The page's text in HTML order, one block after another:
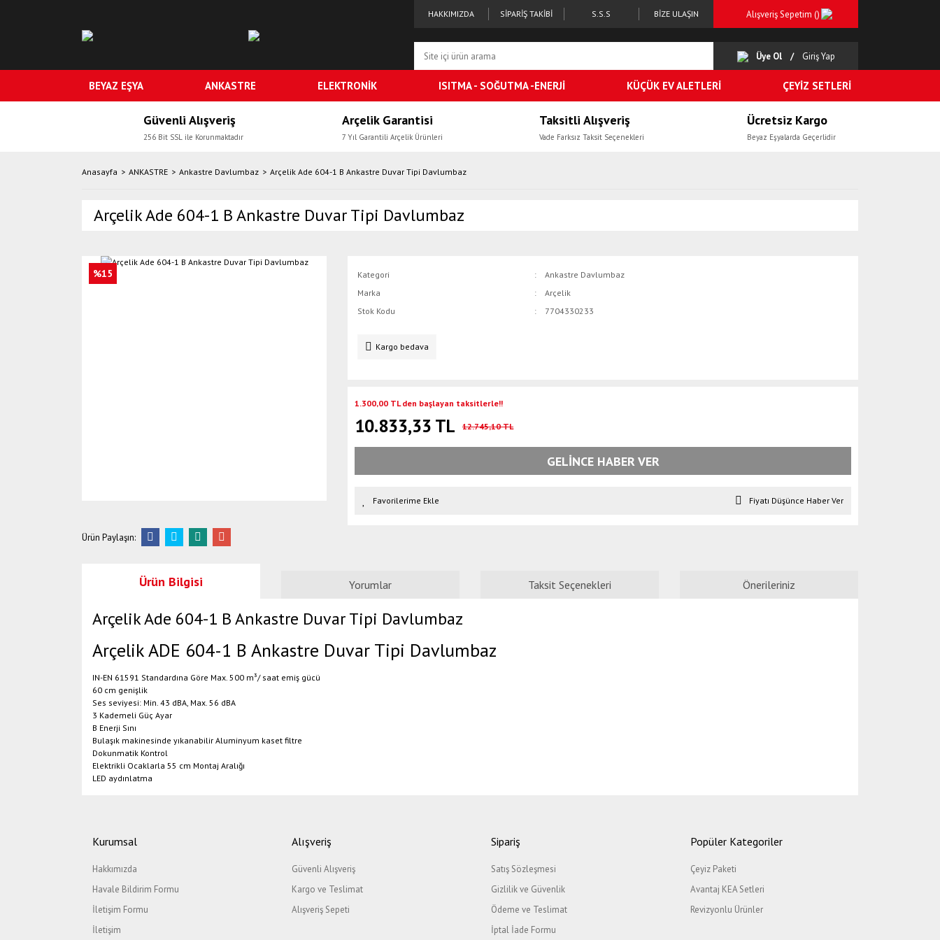
HAKKIMIZDA SİPARİŞ TAKİBİ S.S.S BİZE ULAŞIN Alışveriş Sepetim ()
Üye Ol Giriş Yap
BEYAZ EŞYA ANKASTRE ELEKTRONİK ISITMA - SOĞUTMA -ENERJİ KÜÇÜK EV ALETLERİ ÇEYİZ SETLERİ
Güvenli Alışveriş
256 Bit SSL ile Korunmaktadır
Arçelik Garantisi
7 Yıl Garantili Arçelik Ürünleri
Taksitli Alışveriş
Vade Farksız Taksit Seçenekleri
Ücretsiz Kargo
Beyaz Eşyalarda Geçerlidir
Anasayfa ANKASTRE Ankastre Davlumbaz Arçelik Ade 604-1 B Ankastre Duvar Tipi Davlumbaz
Arçelik Ade 604-1 B Ankastre Duvar Tipi Davlumbaz
%15
Ürün Paylaşın:
Kategori
Ankastre Davlumbaz
Marka
Arçelik
Stok Kodu
7704330233
Kargo bedava
1.300,00 TL den başlayan taksitlerle!!
10.833,33 TL 12.745,10 TL
GELİNCE HABER VER
Fiyatı Düşünce Haber Ver
Ürün Bilgisi Yorumlar Taksit Seçenekleri Önerileriniz
Arçelik Ade 604-1 B Ankastre Duvar Tipi Davlumbaz
Arçelik ADE 604-1 B Ankastre Duvar Tipi Davlumbaz
IN-EN 61591 Standardına Göre Max. 500 m³/ saat emiş gücü
60 cm genişlik
Ses seviyesi: Min. 43 dBA, Max. 56 dBA
3 Kademeli Güç Ayar
B Enerji Sını
Bulaşık makinesinde yıkanabilir Aluminyum kaset filtre
Dokunmatik Kontrol
Elektrikli Ocaklarla 55 cm Montaj Aralığı
LED aydınlatma
Kurumsal
Hakkımızda
Havale Bildirim Formu
İletişim Formu
İletişim
Alışveriş
Güvenli Alışveriş
Kargo ve Teslimat
Alışveriş Sepeti
Sipariş
Satış Sözleşmesi
Gizlilik ve Güvenlik
Ödeme ve Teslimat
İptal İade Formu
Popüler Kategoriler
Çeyiz Paketi
Avantaj KEA Setleri
Revizyonlu Ürünler